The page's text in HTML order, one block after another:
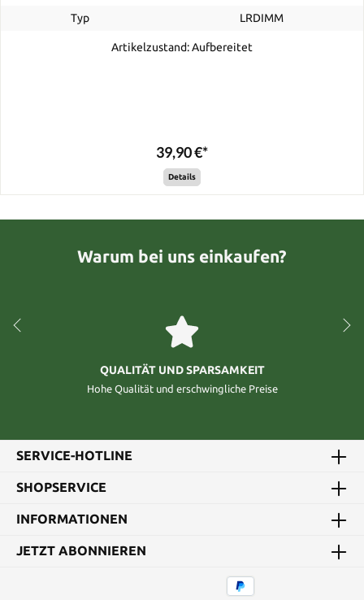
Typ
LRDIMM
Artikelzustand: Aufbereitet
39,90 €*
Details
Warum bei uns einkaufen?
QUALITÄT UND SPARSAMKEIT
Hohe Qualität und erschwingliche Preise
SERVICE-HOTLINE
SHOPSERVICE
INFORMATIONEN
JETZT ABONNIEREN